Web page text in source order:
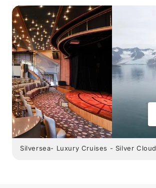
Silversea- Luxury Cruises - Silver Cloud